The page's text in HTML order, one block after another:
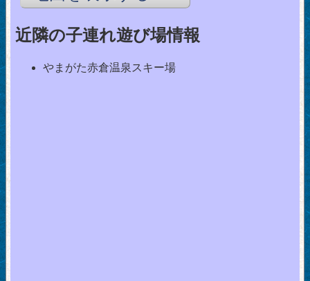
近隣の子連れ遊び場情報
やまがた赤倉温泉スキー場